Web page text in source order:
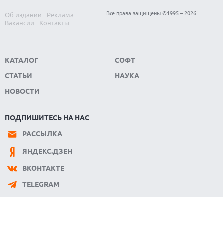
Об издании
Реклама
Вакансии
Контакты
Все права защищены ©1995 – 2026
КАТАЛОГ
СТАТЬИ
НОВОСТИ
СОФТ
НАУКА
ПОДПИШИТЕСЬ НА НАС
РАССЫЛКА
ЯНДЕКС.ДЗЕН
ВКОНТАКТЕ
TELEGRAM